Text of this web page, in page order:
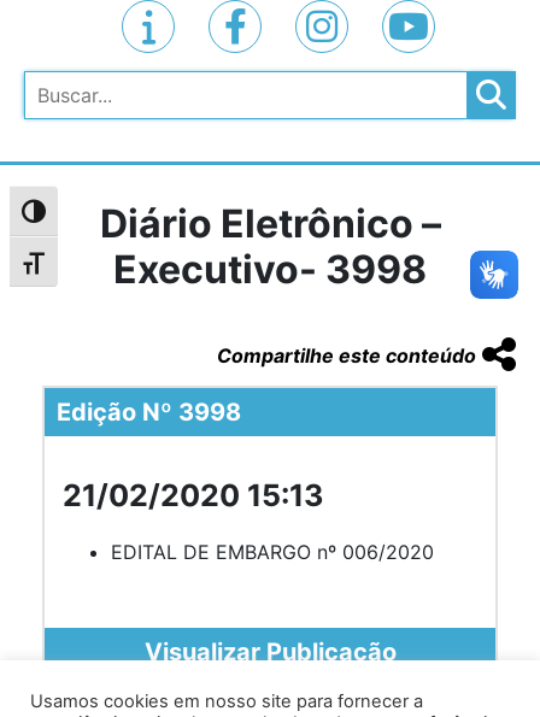
Alternar alto contraste
Alternar tamanho da fonte
Pesquisar
Diário Eletrônico –
Executivo- 3998
Compartilhe este conteúdo
Edição Nº 3998
21/02/2020 15:13
EDITAL DE EMBARGO nº 006/2020
Visualizar Publicação
Usamos cookies em nosso site para fornecer a